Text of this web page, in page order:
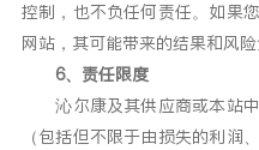
控制，也不负任何责任。如果
网站，其可能带来的结果和风险
6、责任限度
沁尔康及其供应商或本站中
（包括但不限于由损失的利润